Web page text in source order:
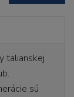
talianskej
sú